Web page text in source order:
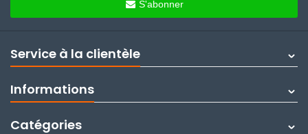
S'abonner
Service à la clientèle
Informations
Catégories